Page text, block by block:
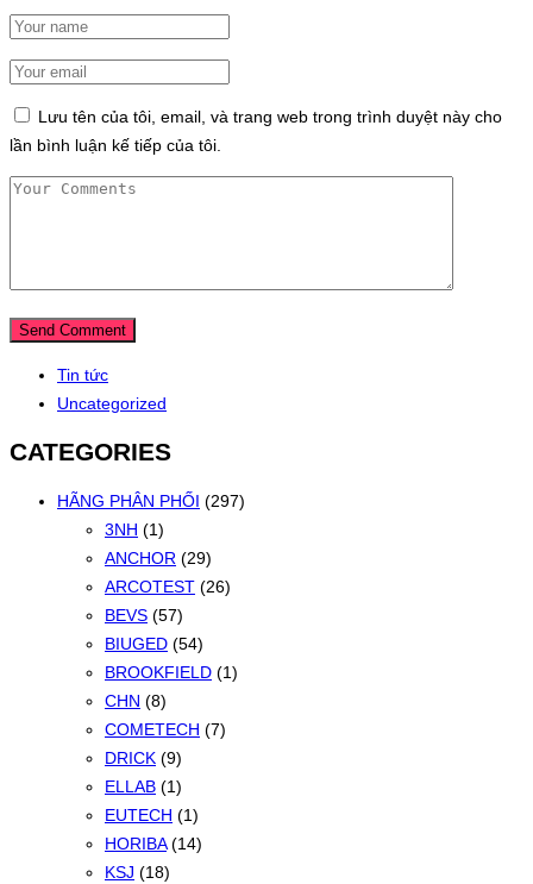
Lưu tên của tôi, email, và trang web trong trình duyệt này cho
lần bình luận kế tiếp của tôi.
Tin tức
Uncategorized
CATEGORIES
HÃNG PHÂN PHỐI (297)
3NH (1)
ANCHOR (29)
ARCOTEST (26)
BEVS (57)
BIUGED (54)
BROOKFIELD (1)
CHN (8)
COMETECH (7)
DRICK (9)
ELLAB (1)
EUTECH (1)
HORIBA (14)
KSJ (18)